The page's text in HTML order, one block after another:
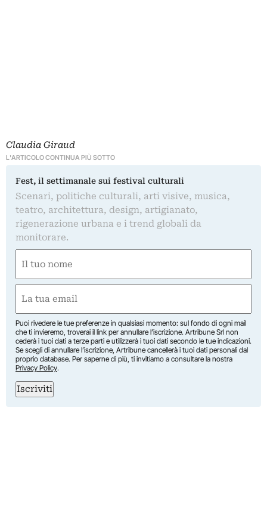
Claudia Giraud
L'ARTICOLO CONTINUA PIÙ SOTTO
Fest, il settimanale sui festival culturali
Scenari, politiche culturali, arti visive, musica,
teatro, architettura, design, artigianato,
rigenerazione urbana e i trend globali da
monitorare.
(Obbligatorio)
Nome
(Obbligatorio)
Puoi rivedere le tue preferenze in qualsiasi momento: sul fondo di ogni mail
che ti invieremo, troverai il link per annullare l’iscrizione. Artribune Srl non
cederà i tuoi dati a terze parti e utilizzerà i tuoi dati secondo le tue indicazioni.
Se scegli di annullare l’iscrizione, Artribune cancellerà i tuoi dati personali dal
proprio database. Per saperne di più, ti invitiamo a consultare la nostra
Privacy Policy.
Iscriviti